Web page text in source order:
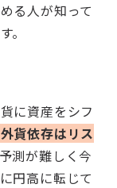
る人が知って
。
に資産をシフ
貨依存はリス
測が難しく今
円高に転じて